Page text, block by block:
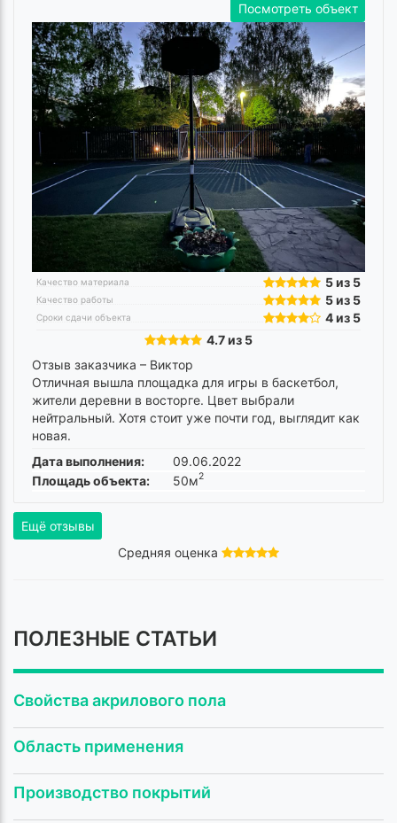
Посмотреть объект
Качество материала 5 из 5
Качество работы 5 из 5
Сроки сдачи объекта
4 из 5
4.7 из 5
Отзыв заказчика – Виктор
Отличная вышла площадка для игры в баскетбол,
жители деревни в восторге. Цвет выбрали
нейтральный. Хотя стоит уже почти год, выглядит как
новая.
Дата выполнения:
09.06.2022
Площадь объекта:
50м2
Ещё отзывы
Средняя оценка
ПОЛЕЗНЫЕ СТАТЬИ
Свойства акрилового пола
Область применения
Производство покрытий